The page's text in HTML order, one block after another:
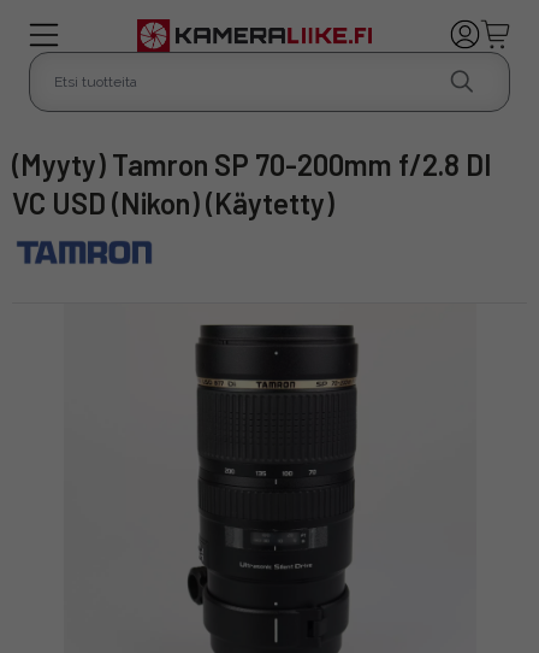
(Myyty) Tamron SP 70-200mm f/2.8 DI
VC USD (Nikon) (Käytetty)